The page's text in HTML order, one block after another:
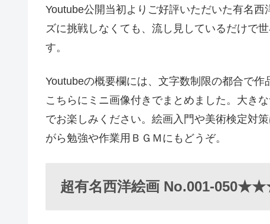
Youtube公開当初よりご好評いただいた有名
ズに挑戦しなくても、流し見しているだけで
す。
Youtubeの概要欄には、文字数制限の都合で作
こちらにミニ画像付きでまとめました。大き
でお楽しみください。絵画入門や美術検定対
がら勉強や作業用ＢＧＭにもどうぞ。
超有名西洋絵画 No.001-